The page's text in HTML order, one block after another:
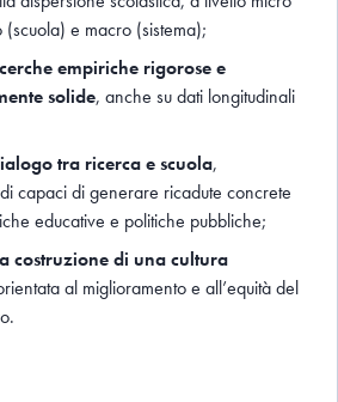
(scuola) e macro (sistema);
empiriche rigorose e
solide, anche su dati longitudinali
tra ricerca e scuola,
capaci di generare ricadute concrete
educative e politiche pubbliche;
costruzione di una cultura
al miglioramento e all’equità del